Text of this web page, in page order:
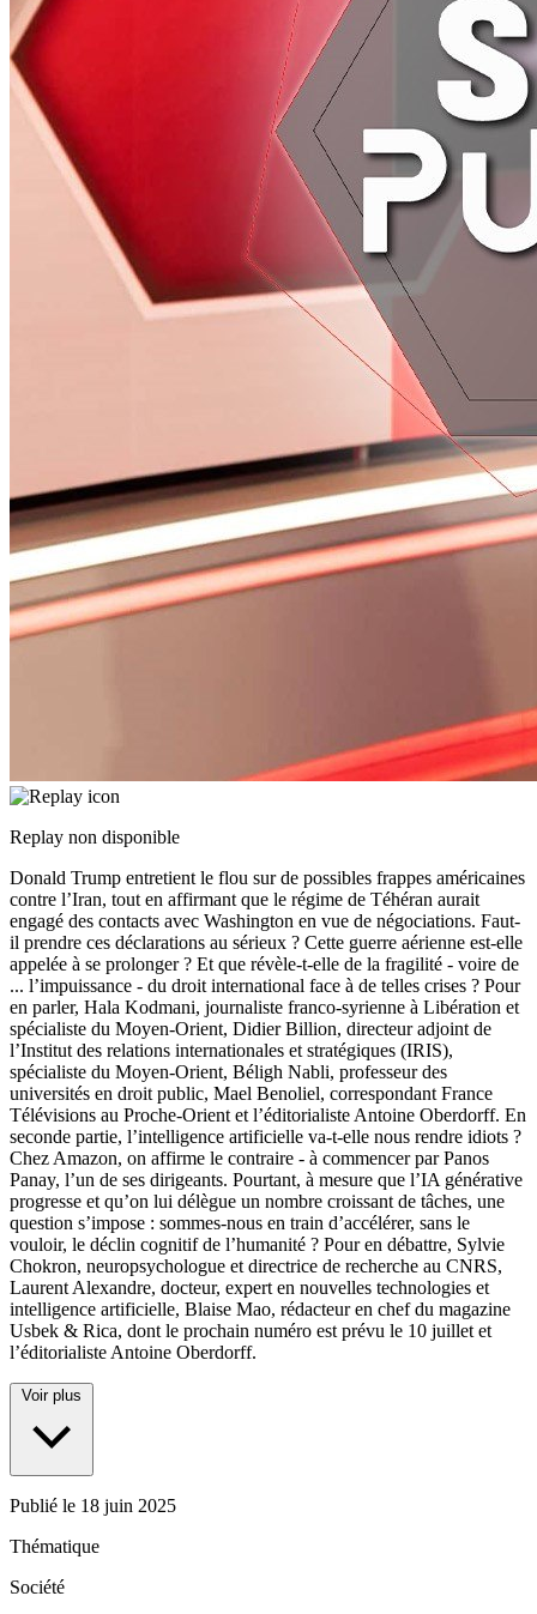
Replay non disponible
Donald Trump entretient le flou sur de possibles frappes américaines
contre l’Iran, tout en affirmant que le régime de Téhéran aurait
engagé des contacts avec Washington en vue de négociations. Faut-
il prendre ces déclarations au sérieux ? Cette guerre aérienne est-elle
appelée à se prolonger ? Et que révèle-t-elle de la fragilité - voire de
... l’impuissance - du droit international face à de telles crises ? Pour
en parler, Hala Kodmani, journaliste franco-syrienne à Libération et
spécialiste du Moyen-Orient, Didier Billion, directeur adjoint de
l’Institut des relations internationales et stratégiques (IRIS),
spécialiste du Moyen-Orient, Béligh Nabli, professeur des
universités en droit public, Mael Benoliel, correspondant France
Télévisions au Proche-Orient et l’éditorialiste Antoine Oberdorff. En
seconde partie, l’intelligence artificielle va-t-elle nous rendre idiots ?
Chez Amazon, on affirme le contraire - à commencer par Panos
Panay, l’un de ses dirigeants. Pourtant, à mesure que l’IA générative
progresse et qu’on lui délègue un nombre croissant de tâches, une
question s’impose : sommes-nous en train d’accélérer, sans le
vouloir, le déclin cognitif de l’humanité ? Pour en débattre, Sylvie
Chokron, neuropsychologue et directrice de recherche au CNRS,
Laurent Alexandre, docteur, expert en nouvelles technologies et
intelligence artificielle, Blaise Mao, rédacteur en chef du magazine
Usbek & Rica, dont le prochain numéro est prévu le 10 juillet et
l’éditorialiste Antoine Oberdorff.
Voir plus
Publié le 18 juin 2025
Thématique
Société